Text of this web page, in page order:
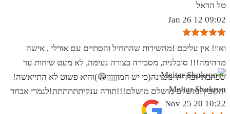
טל הראל
09:02 12 Jan 26
ואוו! אין עליכם !מהשירות שהתחיל והסתיים עם אורלי , אישה
מדהימה!!! סובלנית, מסבירה בצורה נעימה, לא מעט שיחות עד
שכתבתי ובחרתי מנגינה(כי יש המוןןןןן😁)והיא פשוט לא התייאשה!
והקובץ?מושלם מושלם מושלם!!!תודה ענקיתתתתתת!לגמרי אבחר
Meitar Shukrun
10:22 20 Nov 25